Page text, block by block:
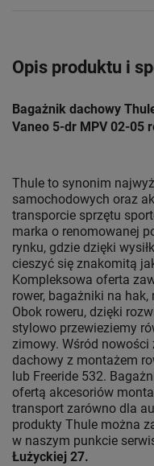
Opis produktu i
Bagażnik dachowy
Vaneo 5-dr MPV 02-05
Thule to synonim
samochodowych oraz
transporcie sprzętu
marka o renomowanej
rynku, gdzie dzięki
cieszyć się znakomitą
Kompleksowa oferta
rower, bagażniki na
Obok roweru, dzięki
stylowo przewieziemy
zimowy. Wśród
dachowy z montażem
lub Freeride 532.
ofertą akcesoriów
transport zarówno dla
produkty Thule można
w naszym punkcie
Łużyckiej 27.